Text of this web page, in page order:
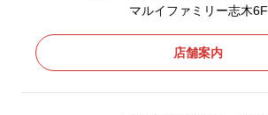
マルイファミリー志木6F
店舗案内